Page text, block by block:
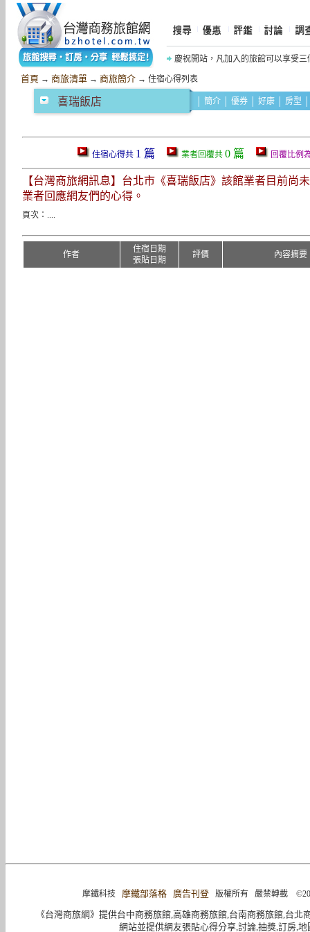
慶祝開站，凡加入的旅館可以享受
首頁 → 商旅清單 → 商旅簡介 → 住宿心得列表
喜瑞飯店 簡介 優券 好康 房型
住宿心得共 1 篇 業者回覆共 0 篇 回覆比例
【台灣商旅網訊息】台北市《喜瑞飯店》該館業者目前尚
業者回應網友們的心得。
頁次：....
作者
住宿日期
張貼日期
評價 內容摘要
摩鐵科技 摩鐵部落格 廣告刊登 版權所有 嚴禁轉載
《台灣商旅網》提供台中商務旅館,高雄商務旅館,台南商務旅館,台
網站並提供網友張貼心得分享,討論,抽獎,訂房,